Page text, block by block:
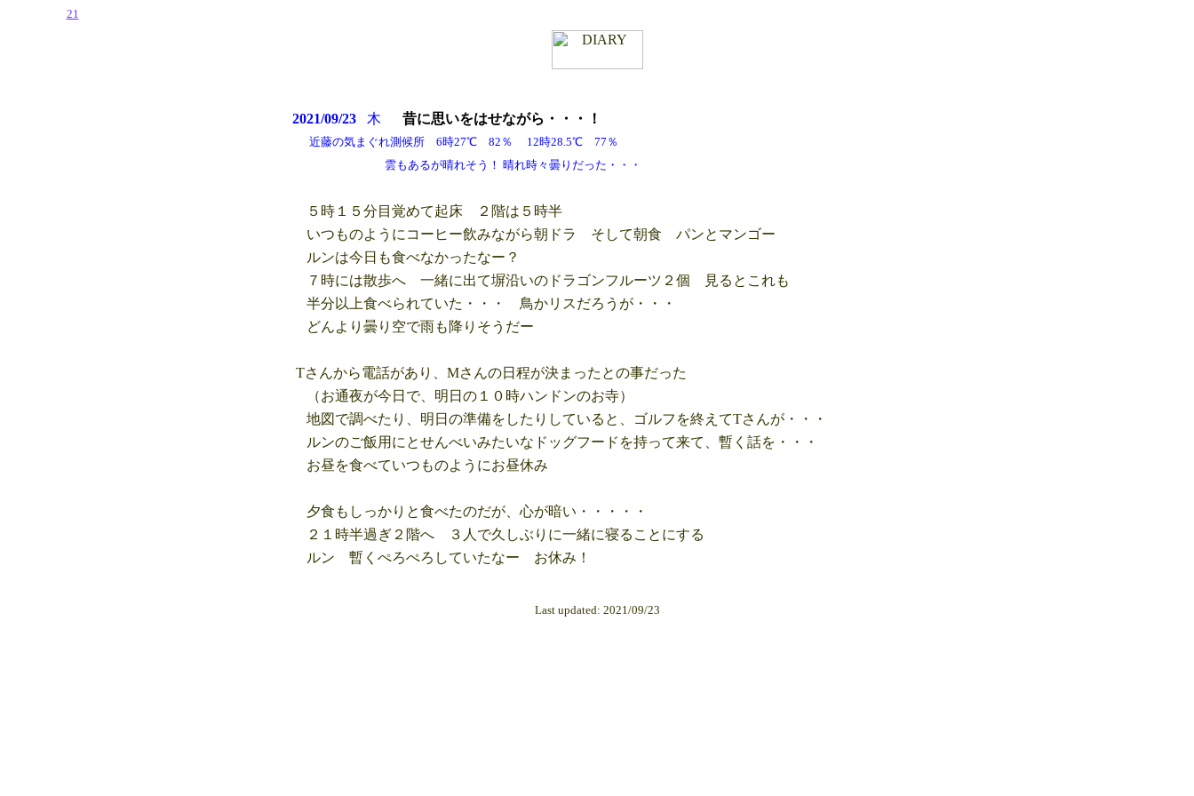
21
2021/09/23 木 昔に思いをはせながら・・・！
近藤の気まぐれ測候所 6時27℃ 82％ 12時28.5℃ 77％
雲もあるが晴れそう！ 晴れ時々曇りだった・・・
５時１５分目覚めて起床 ２階は５時半
いつものようにコーヒー飲みながら朝ドラ そして朝食 パンとマンゴー
ルンは今日も食べなかったなー？
７時には散歩へ 一緒に出て塀沿いのドラゴンフルーツ２個 見るとこれも
半分以上食べられていた・・・ 鳥かリスだろうが・・・
どんより曇り空で雨も降りそうだー
Tさんから電話があり、Mさんの日程が決まったとの事だった
（お通夜が今日で、明日の１０時ハンドンのお寺）
地図で調べたり、明日の準備をしたりしていると、ゴルフを終えてTさんが・・・
ルンのご飯用にとせんべいみたいなドッグフードを持って来て、暫く話を・・・
お昼を食べていつものようにお昼休み
夕食もしっかりと食べたのだが、心が暗い・・・・・
２１時半過ぎ２階へ ３人で久しぶりに一緒に寝ることにする
ルン 暫くぺろぺろしていたなー お休み！
Last updated: 2021/09/23